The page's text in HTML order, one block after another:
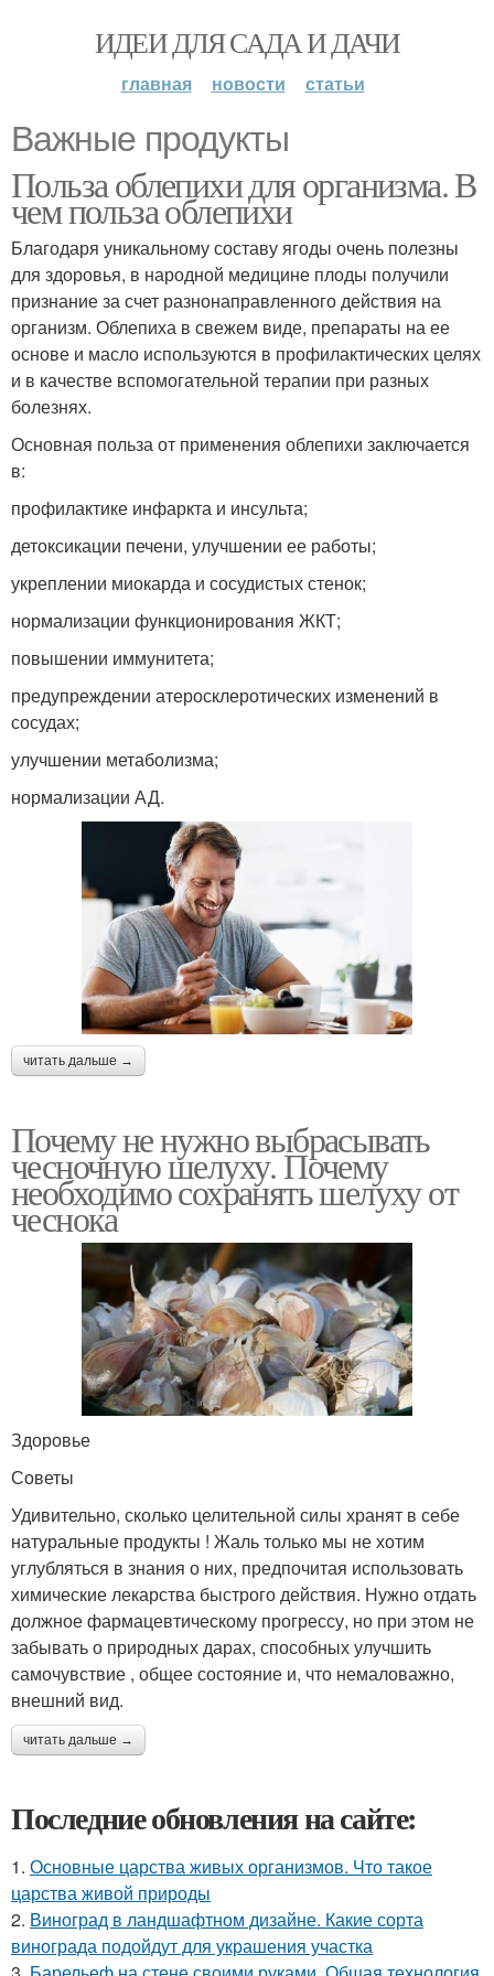
ИДЕИ ДЛЯ САДА И ДАЧИ
главная новости статьи
Важные продукты
Польза облепихи для организма. В
чем польза облепихи
Благодаря уникальному составу ягоды очень полезны
для здоровья, в народной медицине плоды получили
признание за счет разнонаправленного действия на
организм. Облепиха в свежем виде, препараты на ее
основе и масло используются в профилактических целях
и в качестве вспомогательной терапии при разных
болезнях.
Основная польза от применения облепихи заключается
в:
профилактике инфаркта и инсульта;
детоксикации печени, улучшении ее работы;
укреплении миокарда и сосудистых стенок;
нормализации функционирования ЖКТ;
повышении иммунитета;
предупреждении атеросклеротических изменений в
сосудах;
улучшении метаболизма;
нормализации АД.
читать дальше →
Почему не нужно выбрасывать
чесночную шелуху. Почему
необходимо сохранять шелуху от
чеснока
Здоровье
Советы
Удивительно, сколько целительной силы хранят в себе
натуральные продукты ! Жаль только мы не хотим
углубляться в знания о них, предпочитая использовать
химические лекарства быстрого действия. Нужно отдать
должное фармацевтическому прогрессу, но при этом не
забывать о природных дарах, способных улучшить
самочувствие , общее состояние и, что немаловажно,
внешний вид.
читать дальше →
Последние обновления на сайте:
1. Основные царства живых организмов. Что такое
царства живой природы
2. Виноград в ландшафтном дизайне. Какие сорта
винограда подойдут для украшения участка